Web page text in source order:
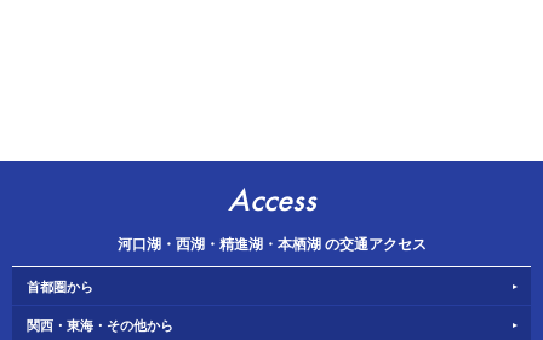
Access
河口湖・西湖・精進湖・本栖湖 の交通アクセス
首都圏から
関西・東海・その他から